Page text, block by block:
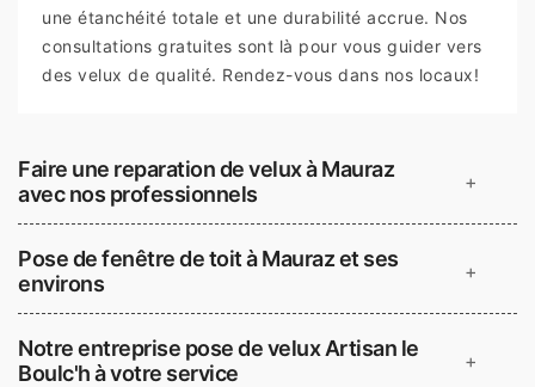
une étanchéité totale et une durabilité accrue. Nos
consultations gratuites sont là pour vous guider vers
des velux de qualité. Rendez-vous dans nos locaux!
Faire une reparation de velux à Mauraz
avec nos professionnels
+
Pose de fenêtre de toit à Mauraz et ses
environs
+
Notre entreprise pose de velux Artisan le
Boulc'h à votre service
+